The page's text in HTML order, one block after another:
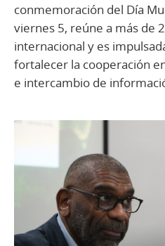
conmemoración del Día
viernes 5, reúne a más de
internacional y es
fortalecer la cooperación
e intercambio de